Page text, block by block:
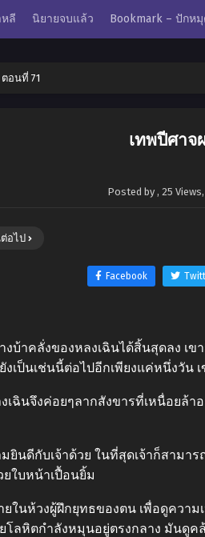
หลี นิยายจบแล้ว Bookmark – ปักห
อนที่ 71
เทพปีศาจ
Posted by , 25 Views
อไป
Facebook
งบ้าคลั่งของหลงเฉินได้สิ้นสุดลง
เป็นเช่นนี้ต่อไปอีกเพียงแค่หนึ่งวั
เฉินจึงค่อยๆลากสังขารที่เหนื่อยล้
ยินดีกับเจ้าด้วย ในที่สุดเจ้าก็สาม
ใบหน้าเปื้อนยิ้ม
ในห้วงผู้ฝึกยุทธของตน เพื่อดูควา
ลหิตกำลังหมุนอยู่ตรงกลาง มันดูค